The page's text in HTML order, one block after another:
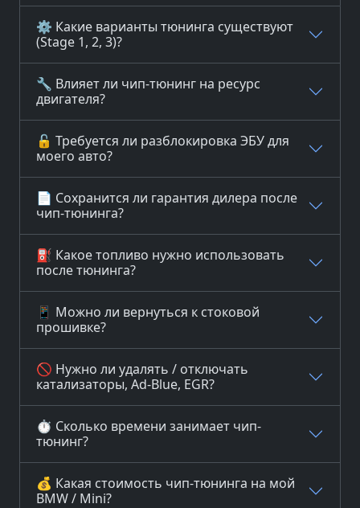
⚙️ Какие варианты тюнинга существуют
(Stage 1, 2, 3)?
🔧 Влияет ли чип-тюнинг на ресурс
двигателя?
🔓 Требуется ли разблокировка ЭБУ для
моего авто?
📄 Сохранится ли гарантия дилера после
чип-тюнинга?
⛽ Какое топливо нужно использовать
после тюнинга?
📱 Можно ли вернуться к стоковой
прошивке?
🚫 Нужно ли удалять / отключать
катализаторы, Ad-Blue, EGR?
⏱️ Сколько времени занимает чип-
тюнинг?
💰 Какая стоимость чип-тюнинга на мой
BMW / Mini?